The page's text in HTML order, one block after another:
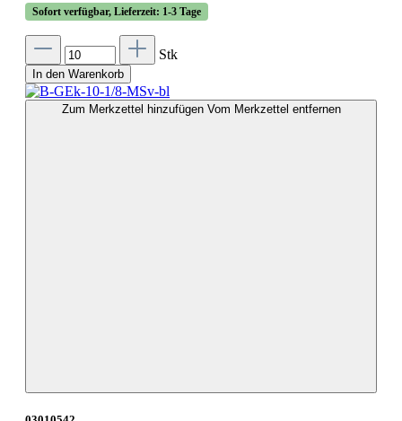
Sofort verfügbar, Lieferzeit: 1-3 Tage
Stk
In den Warenkorb
Zum Merkzettel hinzufügen Vom Merkzettel entfernen